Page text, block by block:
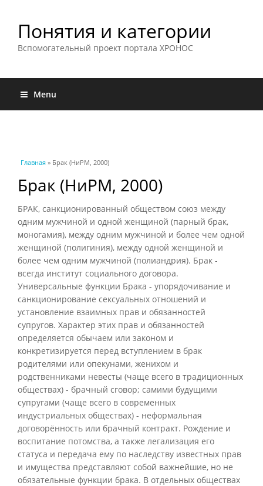
Понятия и категории
Вспомогательный проект портала ХРОНОС
Menu
Вы здесь
Главная » Брак (НиРМ, 2000)
Брак (НиРМ, 2000)
БРАК, санкционированный обществом союз между
одним мужчиной и одной женщиной (парный брак,
моногамия), между одним мужчиной и более чем одной
женщиной (полигиния), между одной женщиной и
более чем одним мужчиной (полиандрия). Брак -
всегда институт социального договора.
Универсальные функции Брака - упорядочивание и
санкционирование сексуальных отношений и
установление взаимных прав и обязанностей
супругов. Характер этих прав и обязанностей
определяется обычаем или законом и
конкретизируется перед вступлением в брак
родителями или опекунами, женихом и
родственниками невесты (чаще всего в традиционных
обществах) - брачный сговор; самими будущими
супругами (чаще всего в современных
индустриальных обществах) - неформальная
договорённость или брачный контракт. Рождение и
воспитание потомства, а также легализация его
статуса и передача ему по наследству известных прав
и имущества представляют собой важнейшие, но не
обязательные функции брака. В отдельных обществах